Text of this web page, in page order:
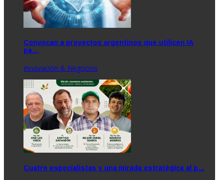
Convocan a proyectos argentinos que utilicen IA
pa…
Innovación & Negocios
Cuatro especialistas y una mirada estratégica al p…